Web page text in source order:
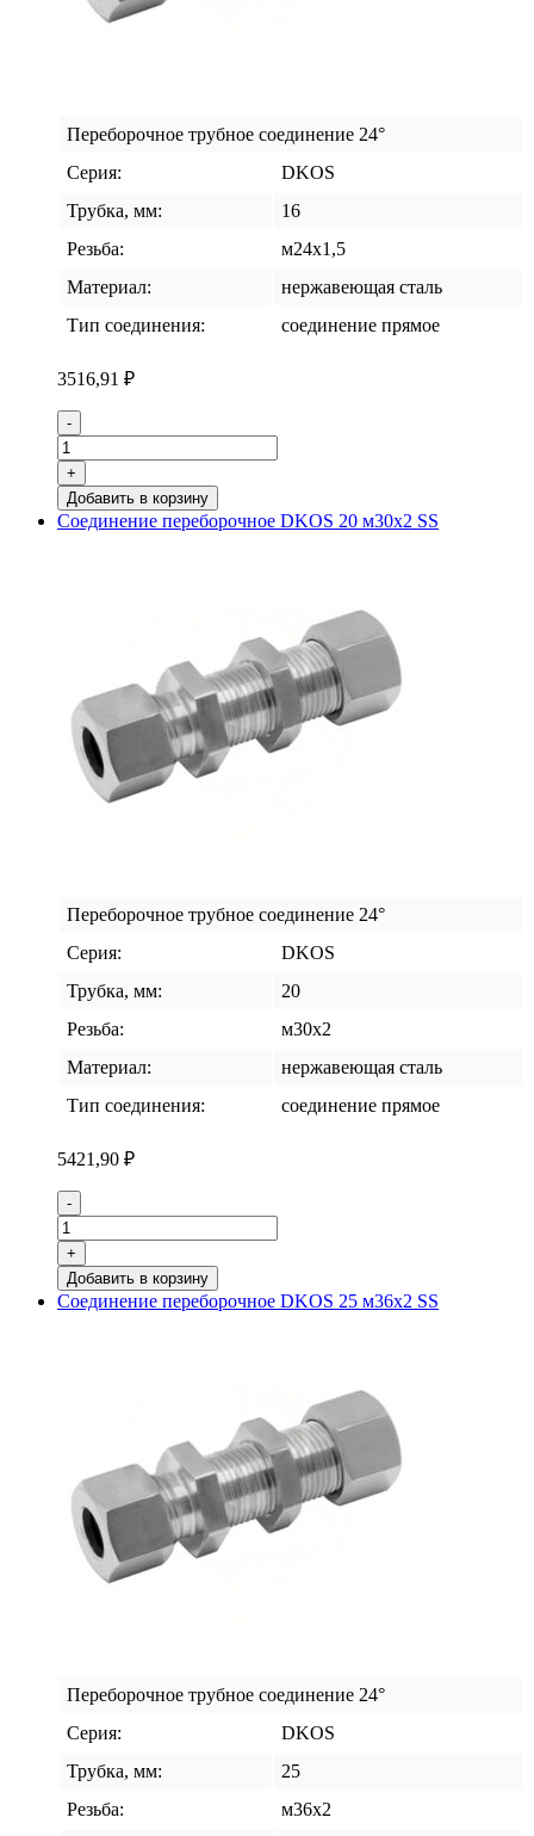
Переборочное трубное соединение 24°
Серия:
DKOS
Трубка, мм:
16
Резьба:
м24х1,5
Материал:
нержавеющая сталь
Тип соединения:
соединение прямое
3516,91 ₽
Количество
товара
Соединение
переборочное
DKOS
16
-
+
Добавить в корзину
Соединение переборочное DKOS 20 м30х2 SS
Переборочное трубное соединение 24°
Серия:
DKOS
Трубка, мм:
20
Резьба:
м30х2
Материал:
нержавеющая сталь
Тип соединения:
соединение прямое
5421,90 ₽
Количество
товара
Соединение
переборочное
DKOS
20
-
+
Добавить в корзину
Соединение переборочное DKOS 25 м36х2 SS
Переборочное трубное соединение 24°
Серия:
DKOS
Трубка, мм:
25
Резьба:
м36х2